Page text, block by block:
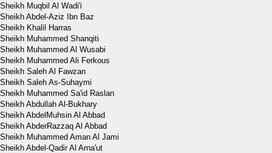
Sheikh Muqbil Al Wadi'i
Sheikh Abdel-Aziz Ibn Baz
Sheikh Khalil Harras
Sheikh Muhammed Shanqiti
Sheikh Muhammed Al Wusabi
Sheikh Muhammed Ali Ferkous
Sheikh Saleh Al Fawzan
Sheikh Saleh As-Suhaymi
Sheikh Muhammed Sa'id Raslan
Sheikh Abdullah Al-Bukhary
Sheikh AbdelMuhsin Al Abbad
Sheikh AbderRazzaq Al Abbad
Sheikh Muhammed Aman Al Jami
Sheikh Abdel-Qadir Al Arna'ut